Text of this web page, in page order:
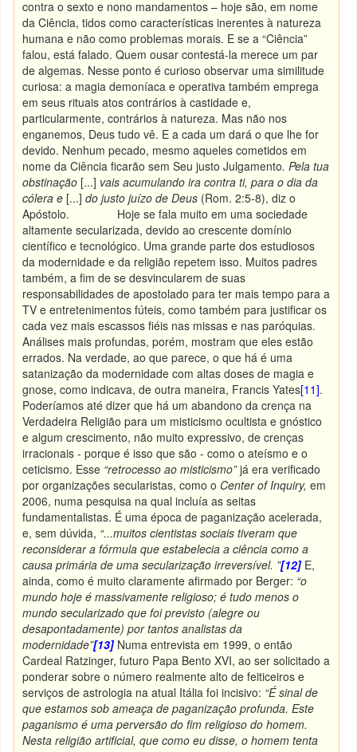
contra o sexto e nono mandamentos – hoje são, em nome
da Ciência, tidos como características inerentes à natureza
humana e não como problemas morais. E se a “Ciência”
falou, está falado. Quem ousar contestá-la merece um par
de algemas. Nesse ponto é curioso observar uma similitude
curiosa: a magia demoníaca e operativa também emprega
em seus rituais atos contrários à castidade e,
particularmente, contrários à natureza. Mas não nos
enganemos, Deus tudo vê. E a cada um dará o que lhe for
devido. Nenhum pecado, mesmo aqueles cometidos em
nome da Ciência ficarão sem Seu justo Julgamento. Pela tua
obstinação [...] vais acumulando ira contra ti, para o dia da
cólera e [...] do justo juízo de Deus (Rom. 2:5-8), diz o
Apóstolo. Hoje se fala muito em uma sociedade
altamente secularizada, devido ao crescente domínio
científico e tecnológico. Uma grande parte dos estudiosos
da modernidade e da religião repetem isso. Muitos padres
também, a fim de se desvincularem de suas
responsabilidades de apostolado para ter mais tempo para a
TV e entretenimentos fúteis, como também para justificar os
cada vez mais escassos fiéis nas missas e nas paróquias.
Análises mais profundas, porém, mostram que eles estão
errados. Na verdade, ao que parece, o que há é uma
satanização da modernidade com altas doses de magia e
gnose, como indicava, de outra maneira, Francis Yates[11].
Poderíamos até dizer que há um abandono da crença na
Verdadeira Religião para um misticismo ocultista e gnóstico
e algum crescimento, não muito expressivo, de crenças
irracionais - porque é isso que são - como o ateísmo e o
ceticismo. Esse “retrocesso ao misticismo”já era verificado
por organizações secularistas, como o Center of Inquiry, em
2006, numa pesquisa na qual incluía as seitas
fundamentalistas. É uma época de paganização acelerada,
e, sem dúvida, “...muitos cientistas sociais tiveram que
reconsiderar a fórmula que estabelecia a ciência como a
causa primária de uma secularização irreversível. ”[12]E,
ainda, como é muito claramente afirmado por Berger: “o
mundo hoje é massivamente religioso; é tudo menos o
mundo secularizado que foi previsto (alegre ou
desapontadamente) por tantos analistas da
modernidade”[13]Numa entrevista em 1999, o então
Cardeal Ratzinger, futuro Papa Bento XVI, ao ser solicitado a
ponderar sobre o número realmente alto de feiticeiros e
serviços de astrologia na atual Itália foi incisivo: “É sinal de
que estamos sob ameaça de paganização profunda. Este
paganismo é uma perversão do fim religioso do homem.
Nesta religião artificial, que como eu disse, o homem tenta